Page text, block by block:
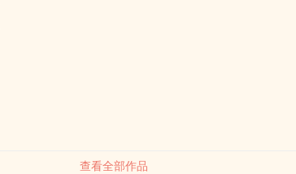
查看全部作品